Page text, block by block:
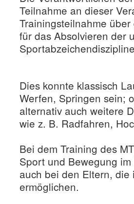
Teilnahme an dieser
Trainingsteilnahme
für das Absolvieren der
Dies konnte klassisch
Werfen, Springen sein;
alternativ auch weitere
wie z. B. Radfahren,
Bei dem Training des
Sport und Bewegung
auch bei den Eltern,
ermöglichen.